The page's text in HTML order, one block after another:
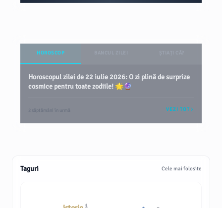
HOROSCOP
Horoscopul zilei de 22 iulie 2026: O zi plină de surprize
cosmice pentru toate zodiile! 🌟🔮
2 săptămâni în urmă VEZI TOT
Taguri Cele mai folosite
1